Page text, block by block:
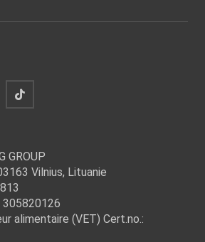
GROUP
Vilnius, Lituanie
alimentaire (VET) Cert.no.: